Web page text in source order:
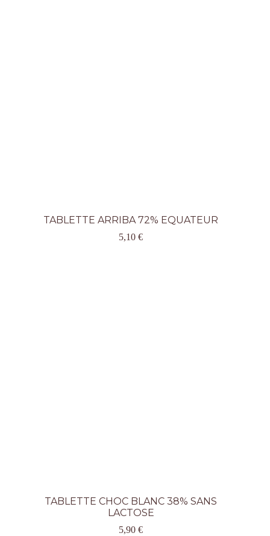
TABLETTE ARRIBA 72% EQUATEUR
5,10€
TABLETTE CHOC BLANC 38% SANS
LACTOSE
5,90€